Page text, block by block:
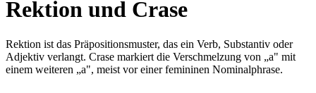
Rektion und Crase
Rektion ist das Präpositionsmuster, das ein Verb, Substantiv oder
Adjektiv verlangt. Crase markiert die Verschmelzung von „a" mit
einem weiteren „a", meist vor einer femininen Nominalphrase.